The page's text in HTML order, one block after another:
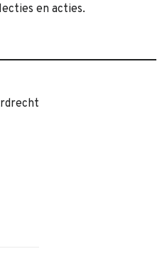
en acties.